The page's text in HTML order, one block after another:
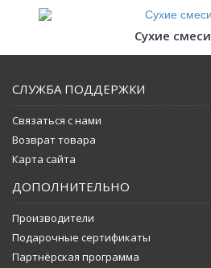
Сухие смеси
СЛУЖБА ПОДДЕРЖКИ
Связаться с нами
Возврат товара
Карта сайта
ДОПОЛНИТЕЛЬНО
Производители
Подарочные сертификаты
Партнёрская программа